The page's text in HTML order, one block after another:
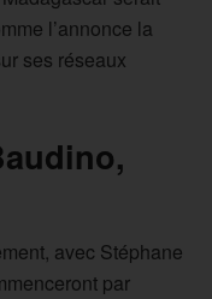
l’annonce la
ses réseaux
avec Stéphane
par